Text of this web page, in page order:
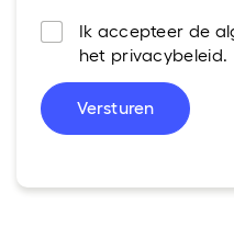
Ik accepteer de
het privacybeleid.
Versturen